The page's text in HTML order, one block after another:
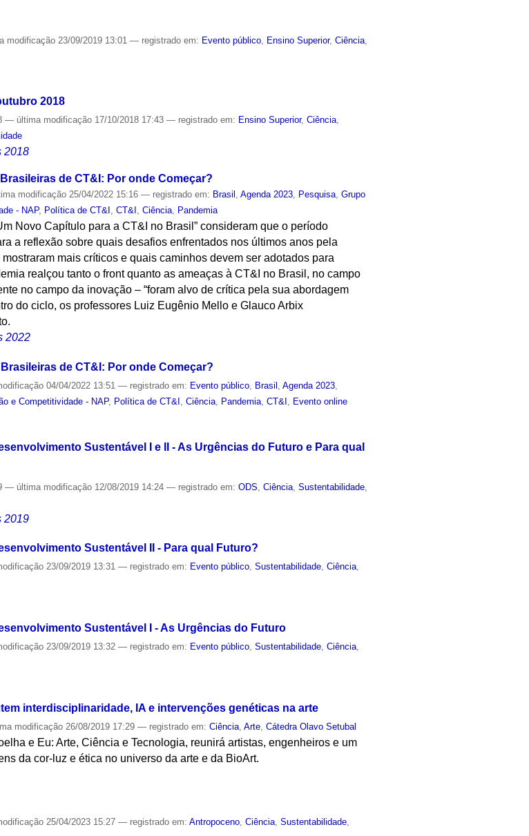
modificação 23/09/2019 13:01— registrado em: Evento público Ensino Superior,Ciência
2018
— última modificação 17/10/2018 17:43— registrado em: Ensino Superior,Ciência,
2018
de CT&I: Por onde Começar?
modificação 25/04/2022 15:16— registrado em: Brasil ,Agenda 2023, Pesquisa,Grupo
- NAP, Política de CT&I ,CT&I ,Ciência, Pandemia
Novo Capítulo para a CT&I no Brasil” consideram que o período
a reflexão sobre quais desafios enfrentados nos últimos anos pela
mais críticos e quais caminhos devem ser adotados para
realçou tanto o front quanto as ameaças à CT&I no Brasil, no campo
no campo da inovação – “foram alvo de crítica pela sua abordagem
do ciclo, os professores Luiz Eugênio Mello e Glauco Arbix
2022
de CT&I: Por onde Começar?
04/04/2022 13:51— registrado em: Evento público Brasil ,Agenda 2023
e Competitividade - NAP, Política de CT&I ,Ciência Pandemia ,CT&I Evento online
Sustentável I e II - As Urgências do Futuro e Para qual
— última modificação 12/08/2019 14:24— registrado em:ODS ,Ciência ,Sustentabilidade
2019
Sustentável II - Para qual Futuro?
23/09/2019 13:31— registrado em: Evento público,Sustentabilidade,Ciência,
Sustentável I - As Urgências do Futuro
23/09/2019 13:32— registrado em: Evento público ,Sustentabilidade ,Ciência
interdisciplinaridade, IA e intervenções genéticas na arte
modificação 26/08/2019 17:29— registrado em:Ciência ,Arte ,Cátedra Olavo Setubal
e Eu: Arte, Ciência e Tecnologia, reunirá artistas, engenheiros e um
da cor-luz e ética no universo da arte e da BioArt.
25/04/2023 15:27— registrado em:Antropoceno,Ciência,Sustentabilidade,